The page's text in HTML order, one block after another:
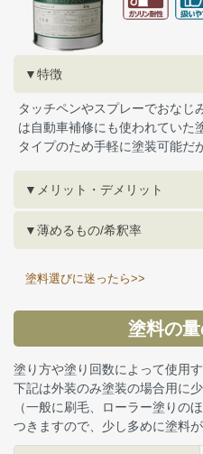
▼特徴
タッチペンやスプレーでおなじ
は自動車補修にも使われていた
タイプのため手軽に塗装可能だ
▼メリット・デメリット
▼薄めるもの/希釈率
塗料選びに迷ったら>>
塗料の
塗り方や塗り回数によって使用
下記は外装のみ塗装の場合用に
（一般に刷毛、ローラー塗りの
つきますので、少し多めに塗料が